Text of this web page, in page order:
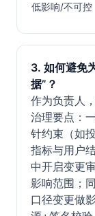
低影响/不可控
3. 如何避免
据”？
作为负责人
治理要点：
针约束（如
指标与用户
中开启变更
影响范围；
口径变更做